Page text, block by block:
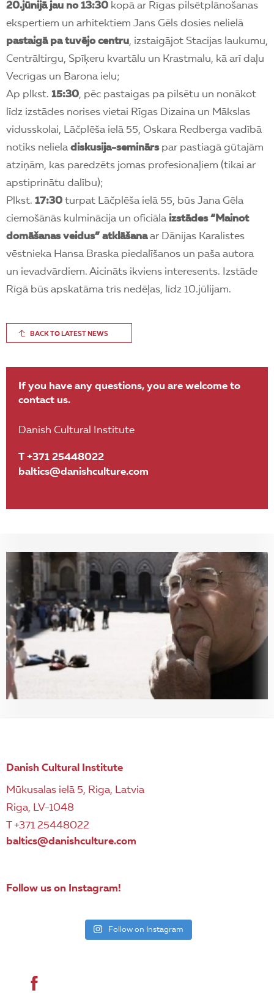
20.jūnijā jau no 13:30 kopā ar Rīgas pilsētplānošanas
ekspertiem un arhitektiem Jans Gēls dosies nelielā
pastaigā pa tuvējo centru, izstaigājot Stacijas laukumu,
Centrāltirgu, Spīķeru kvartālu un Krastmalu, kā arī daļu
Vecrīgas un Barona ielu;
Ap plkst. 15:30, pēc pastaigas pa pilsētu un nonākot
līdz izstādes norises vietai Rīgas Dizaina un Mākslas
vidusskolai, Lāčplēša ielā 55, Oskara Redberga vadībā
notiks neliela diskusija-seminārspar pastiagā gūtajām
atziņām, kas paredzēts jomas profesionaļiem (tikai ar
apstiprinātu dalību);
Plkst. 17:30 turpat Lāčplēša ielā 55, būs Jana Gēla
ciemošānās kulminācija un oficiāla izstādes “Mainot
domāšanas veidus” atklāšanaar Dānijas Karalistes
vēstnieka Hansa Braska piedalīšanos un paša autora
un ievadvārdiem. Aicināts ikviens interesents. Izstāde
Rīgā būs apskatāma trīs nedēļas, līdz 10.jūlijam.
BACK TO LATEST NEWS
If you have any questions, you are welcome to
contact us.
Danish Cultural Institute
T +371 25448022
baltics@danishculture.com
Danish Cultural Institute
Mūkusalas ielā 5, Riga, Latvia
Riga, LV-1048
T +371 25448022
baltics@danishculture.com
Follow us on Instagram!
Follow on Instagram